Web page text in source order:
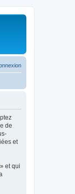
de
et
» et qui